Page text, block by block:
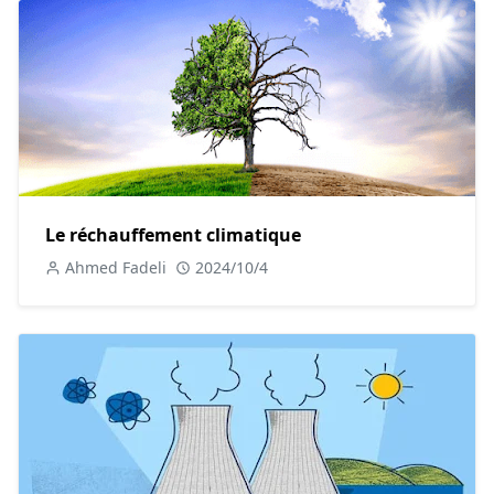
filtrent les polluants atmosphériques, produisant de
l'oxygène et réduisant les niveaux de dioxyde de carbone
et d'autres gaz nocifs. Respirer un air purifié par les forêts
contribue à
la santérespiratoire des populations.
Ensuite, les forêts ont des effets bénéfiques sur la santé
mentale. Passer du temps en forêt réduit le stress, l'anxiété
marche et la méditation dansla nature
thérapeutiques reconnus sur la santé mentale et
De plus, les forêts fournissent des ressources médicinales.
De nombreuses plantes utilisées en pharmacologie
proviennent des forêts. Ces plantes sont utilisées pour
traiter une variété de maladies et de conditions médicales,
soulignant l'importance de préserver ces écosystèmes
pour la recherche médicale.
Le réchauffement climatique
Ahmed Fadeli 2024/10/4